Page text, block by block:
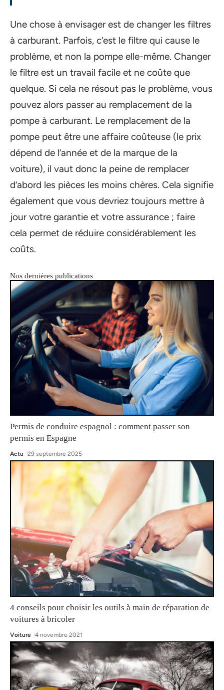
Une chose à envisager est de changer les filtres
à carburant. Parfois, c’est le filtre qui cause le
problème, et non la pompe elle-même. Changer
le filtre est un travail facile et ne coûte que
quelque. Si cela ne résout pas le problème, vous
pouvez alors passer au remplacement de la
pompe à carburant. Le remplacement de la
pompe peut être une affaire coûteuse (le prix
dépend de l’année et de la marque de la
voiture), il vaut donc la peine de remplacer
d’abord les pièces les moins chères. Cela signifie
également que vous devriez toujours mettre à
jour votre garantie et votre assurance ; faire
cela permet de réduire considérablement les
coûts.
Nos dernières publications
Permis de conduire espagnol : comment passer son
permis en Espagne
Actu 29 septembre 2025
4 conseils pour choisir les outils à main de réparation de
voitures à bricoler
Voiture 4 novembre 2021